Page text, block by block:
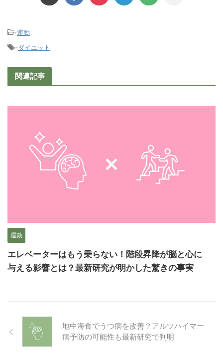
-運動
-ダイエット
関連記事
運動
エレベーターはもう乗らない！階段昇降が脳と心に
与える影響とは？最新研究が明かした驚きの事実
地中海食でうつ病を改善？アルツハイマー
病予防の可能性も最新研究で判明